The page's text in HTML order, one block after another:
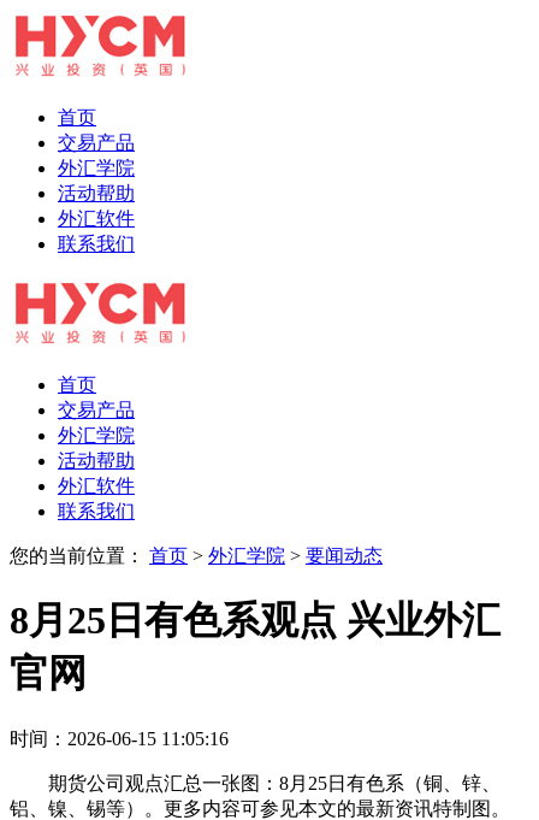
首页
交易产品
外汇学院
活动帮助
外汇软件
联系我们
首页
交易产品
外汇学院
活动帮助
外汇软件
联系我们
您的当前位置： 首页 > 外汇学院 > 要闻动态
8月25日有色系观点 兴业外汇
官网
时间：2026-06-15 11:05:16
期货公司观点汇总一张图：8月25日有色系（铜、锌、
铝、镍、锡等）。更多内容可参见本文的最新资讯特制图。